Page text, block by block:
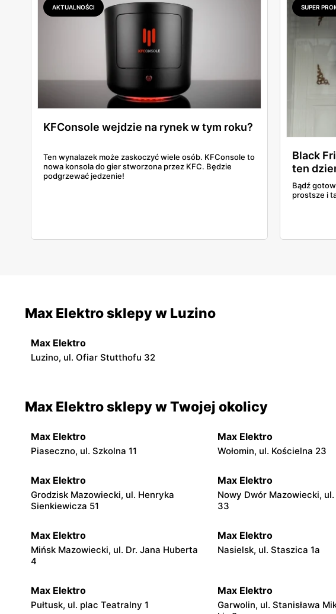
AKTUALNOŚCI
KFConsole wejdzie na rynek w tym roku?
Ten wynalazek może zaskoczyć wiele osób. KFConsole to
nowa konsola do gier stworzona przez KFC. Będzie
podgrzewać jedzenie!
SUPER
Black
ten
Bądź
prostsze i
Max Elektro sklepy w Luzino
Max Elektro
Luzino, ul. Ofiar Stutthofu 32
Max Elektro sklepy w Twojej okolicy
Max Elektro
Piaseczno, ul. Szkolna 11
Max Elektro
Wołomin, ul. Kościelna 23
Max Elektro
Grodzisk Mazowiecki, ul. Henryka
Sienkiewicza 51
Max Elektro
Nowy Dwór Mazowiecki,
33
Max Elektro
Mińsk Mazowiecki, ul. Dr. Jana Huberta
4
Max Elektro
Nasielsk, ul. Staszica 1a
Max Elektro
Pułtusk, ul. plac Teatralny 1
Max Elektro
Garwolin, ul. Stanisława